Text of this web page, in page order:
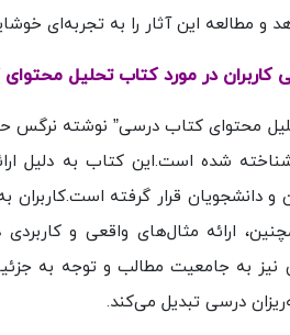
و مطالعه این آثار را به تجربه‌ای
کاربران در مورد کتاب تحلیل
محتوای کتاب درسی” نوشته نرگس
شده است.این کتاب به دلیل
و دانشجویان قرار گرفته
ارائه مثال‌های واقعی و
به جامعیت مطالب و توجه به
درسی تبدیل می‌کند.